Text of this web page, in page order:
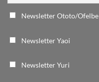
Newsletter Ototo/Ofelbe
Newsletter Yaoi
Newsletter Yuri